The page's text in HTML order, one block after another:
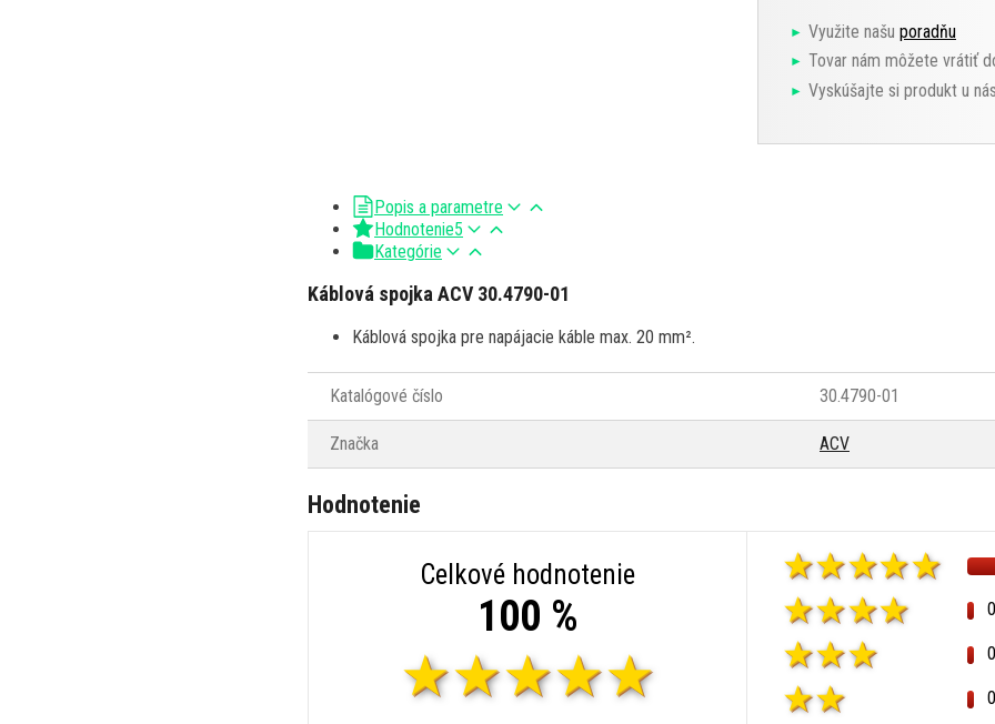
Využite našu poradňu
Tovar nám môžete vrátiť
Vyskúšajte si produkt u
Popis a parametre
Hodnotenie5
Kategórie
Káblová spojka ACV 30.4790-01
Káblová spojka pre napájacie káble max. 20 mm².
Katalógové číslo 30.4790-01
Značka ACV
Hodnotenie
Celkové hodnotenie
100 %